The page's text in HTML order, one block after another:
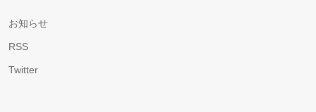
お知らせ
RSS
Twitter